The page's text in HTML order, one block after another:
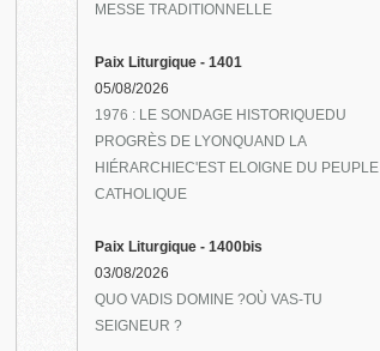
MESSE TRADITIONNELLE
Paix Liturgique - 1401
05/08/2026
1976 : LE SONDAGE HISTORIQUEDU
PROGRÈS DE LYONQUAND LA
HIÉRARCHIEC'EST ELOIGNE DU PEUPLE
CATHOLIQUE
Paix Liturgique - 1400bis
03/08/2026
QUO VADIS DOMINE ?OÙ VAS-TU
SEIGNEUR ?